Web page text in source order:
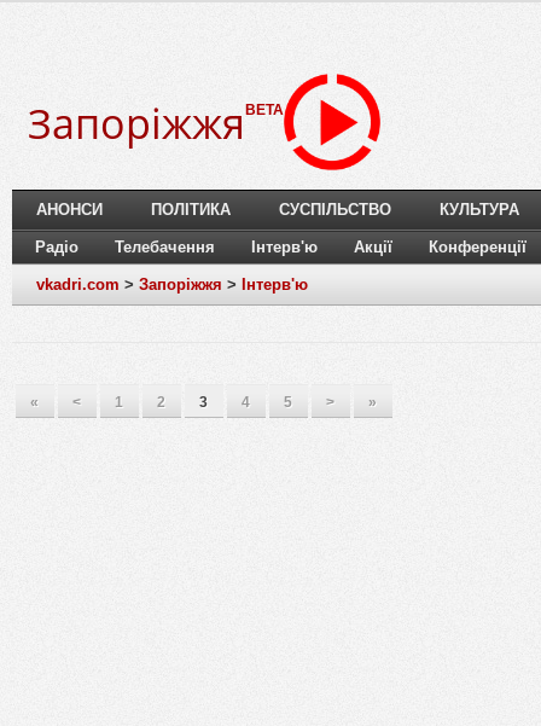
Запоріжжя BETA
АНОНСИ ПОЛІТИКА СУСПІЛЬСТВО КУЛЬТУРА
Радіо Телебачення Інтерв'ю Акції Конференції
vkadri.com > Запоріжжя > Інтерв'ю
« < 1 2 3 4 5 > »